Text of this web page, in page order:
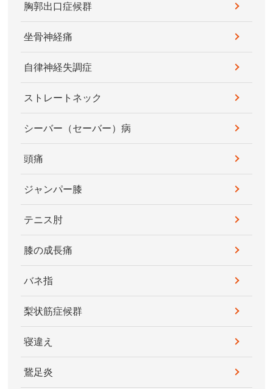
胸郭出口症候群
坐骨神経痛
自律神経失調症
ストレートネック
シーバー（セーバー）病
頭痛
ジャンパー膝
テニス肘
膝の成長痛
バネ指
梨状筋症候群
寝違え
鵞足炎